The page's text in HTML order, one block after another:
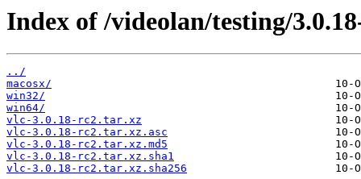
Index of /videolan/testing/
../
macosx/
win32/
win64/
vlc-3.0.18-rc2.tar.xz
vlc-3.0.18-rc2.tar.xz.asc
vlc-3.0.18-rc2.tar.xz.md5
vlc-3.0.18-rc2.tar.xz.sha1
vlc-3.0.18-rc2.tar.xz.sha256